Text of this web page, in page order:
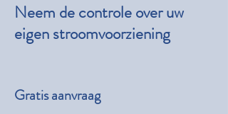
Neem de controle over uw
eigen stroomvoorziening
Gratis aanvraag